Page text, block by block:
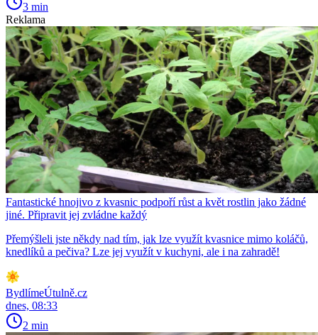
3 min
Reklama
Fantastické hnojivo z kvasnic podpoří růst a květ rostlin jako žádné
jiné. Připravit jej zvládne každý
Přemýšleli jste někdy nad tím, jak lze využít kvasnice mimo koláčů,
knedlíků a pečiva? Lze jej využít v kuchyni, ale i na zahradě!
BydlímeÚtulně.cz
dnes, 08:33
2 min